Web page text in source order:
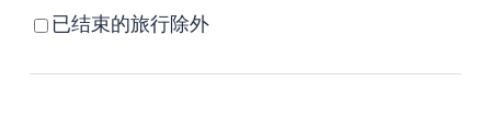
已结束的旅行除外